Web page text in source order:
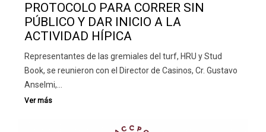
PROTOCOLO PARA CORRER SIN
PÚBLICO Y DAR INICIO A LA
ACTIVIDAD HÍPICA
Representantes de las gremiales del turf, HRU y Stud
Book, se reunieron con el Director de Casinos, Cr. Gustavo
Anselmi,…